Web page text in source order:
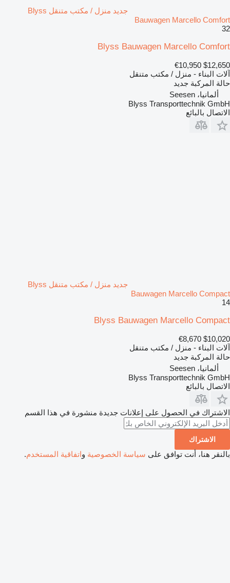
جديد منزل / مكتب متنقل Blyss
Bauwagen Marcello Comfort
32
Blyss Bauwagen Marcello Comfort
$12,650
€10,950
آلات البناء - منزل / مكتب متنقل
حالة المركبة جديد
ألمانيا، Seesen
Blyss Transporttechnik GmbH
الاتصال بالبائع
جديد منزل / مكتب متنقل Blyss
Bauwagen Marcello Compact
14
Blyss Bauwagen Marcello Compact
$10,020
€8,670
آلات البناء - منزل / مكتب متنقل
حالة المركبة جديد
ألمانيا، Seesen
Blyss Transporttechnik GmbH
الاتصال بالبائع
الاشتراك في الحصول على إعلانات جديدة منشورة في هذا القسم
الاشتراك
بالنقر هنا، أنت توافق على سياسة الخصوصية واتفاقية المستخدم.